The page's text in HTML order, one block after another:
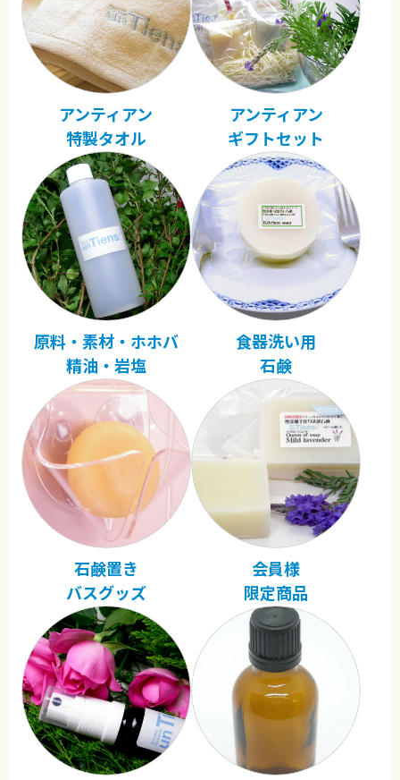
アンティアン
特製タオル
アンティアン
ギフトセット
原料・素材・ホホバ
精油・岩塩
食器洗い用
石鹸
石鹸置き
バスグッズ
会員様
限定商品